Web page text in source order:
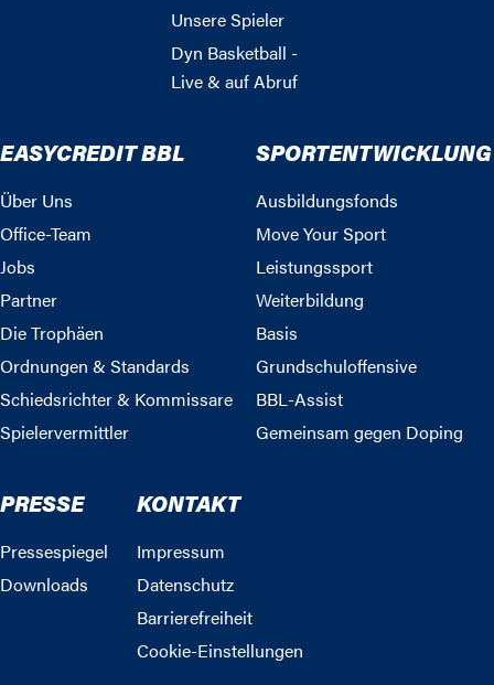
Unsere Spieler
Dyn Basketball -
Live & auf Abruf
EASYCREDIT BBL
Über Uns
Office-Team
Jobs
Partner
Die Trophäen
Ordnungen & Standards
Schiedsrichter & Kommissare
Spielervermittler
SPORTENTWICKLUNG
Ausbildungsfonds
Move Your Sport
Leistungssport
Weiterbildung
Basis
Grundschuloffensive
BBL-Assist
Gemeinsam gegen Doping
PRESSE
Pressespiegel
Downloads
KONTAKT
Impressum
Datenschutz
Barrierefreiheit
Cookie-Einstellungen